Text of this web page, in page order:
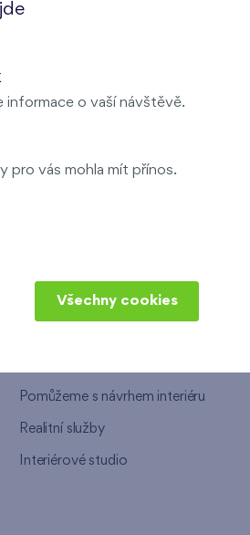
Pomůžeme s návrhem interiéru
Realitní služby
Interiérové studio
o vaší návštěvě.
pro vás mohla mít přínos.
Všechny cookies